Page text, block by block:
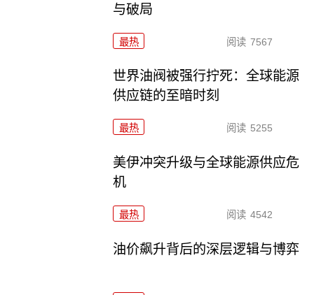
与破局
最热 阅读 7567
世界油阀被强行拧死：全球能源
供应链的至暗时刻
最热 阅读 5255
美伊冲突升级与全球能源供应危
机
最热 阅读 4542
油价飙升背后的深层逻辑与博弈